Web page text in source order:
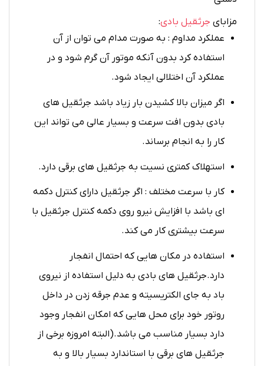
مزابای جرثقیل بادی:
عملکرد مداوم : به صورت مدام می توان از آن
استفاده کرد بدون آنکه موتور آن گرم شود و در
عملکرد آن اختلالی ایجاد شود.
اگر میزان بالا کشیدن بار زیاد باشد جرثقیل های
بادی بدون افت سرعت و بسیار عالی می تواند این
کار را به انجام برساند.
استهلاک کمتری نسیت به جرثقیل های برقی دارد.
کار با سرعت مختلف : اگر جرثقیل دارای کنترل دکمه
ای باشد با افزایش نیرو روی دکمه کنترل جرثقیل با
سرعت بیشتری کار می کند.
استفاده در مکان هایی که احتمال انفجار
دارد.جرثقیل های بادی به دلیل استفاده از نیروی
باد به جای الکتریسیته و عدم جرقه زدن در داخل
روتور خود برای محل هایی که امکان انفجار وجود
دارد بسیار مناسب می باشد.(البته امروزه برخی از
جرثقیل های برقی با استاندارد بسیار بالا و به